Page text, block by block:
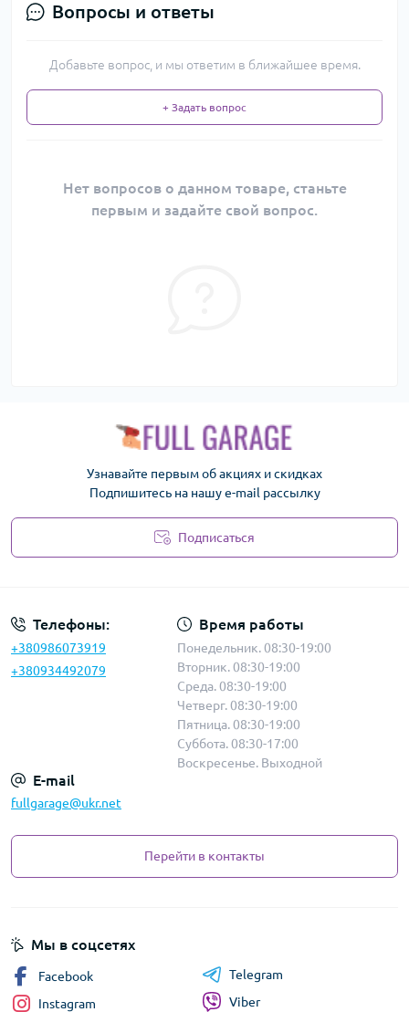
Вопросы и ответы
Добавьте вопрос, и мы ответим в ближайшее время.
+ Задать вопрос
Нет вопросов о данном товаре, станьте
первым и задайте свой вопрос.
Узнавайте первым об акциях и скидках
Подпишитесь на нашу e-mail рассылку
Подписаться
Телефоны:
+380986073919
+380934492079
Время работы
Понедельник. 08:30-19:00
Вторник. 08:30-19:00
Среда. 08:30-19:00
Четверг. 08:30-19:00
Пятница. 08:30-19:00
Суббота. 08:30-17:00
Воскресенье. Выходной
E-mail
fullgarage@ukr.net
Перейти в контакты
Мы в соцсетях
Facebook
Instagram
Telegram
Viber